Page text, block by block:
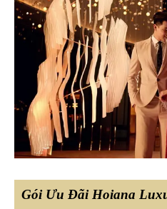
Gói Ưu Đãi Hoiana